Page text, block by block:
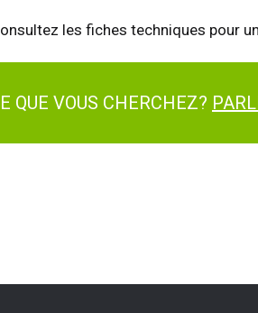
les fiches techniques pour
QUE VOUS CHERCHEZ?